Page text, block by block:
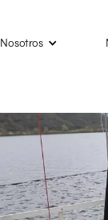
Nosotros